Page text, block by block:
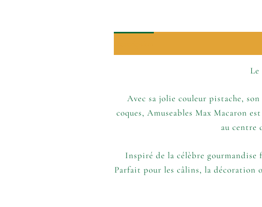
Avec sa jolie couleur pistache,
coques, Amuseables Max Macaron
au centre
Inspiré de la célèbre gourmandise
Parfait pour les câlins, la décoration